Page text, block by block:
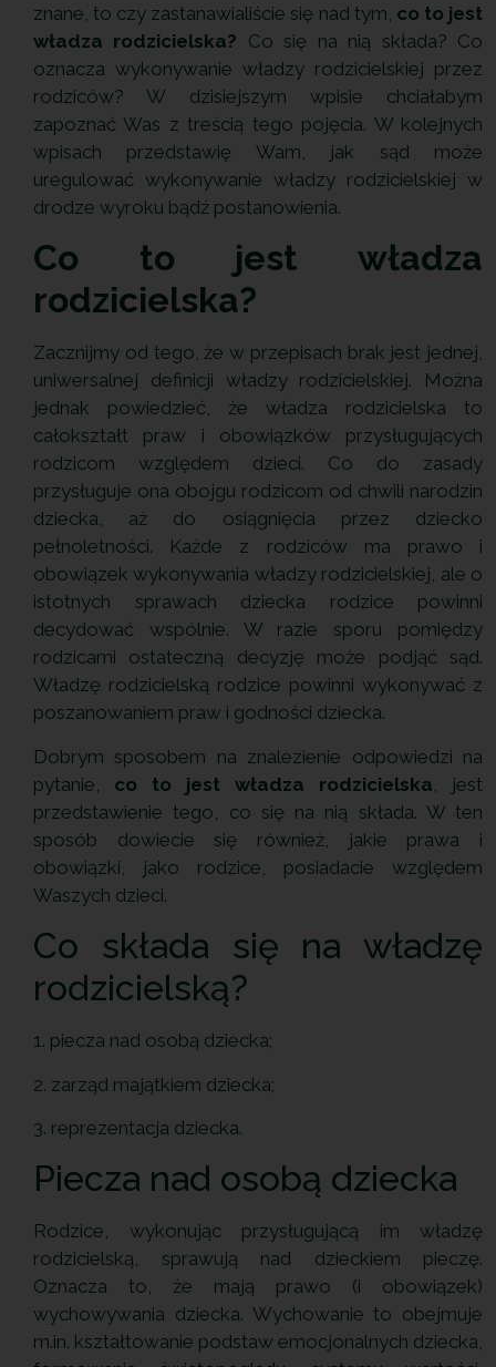
znane, to czy zastanawialiście się nad tym, co to jest
władza rodzicielska? Co się na nią składa? Co
oznacza wykonywanie władzy rodzicielskiej przez
rodziców? W dzisiejszym wpisie chciałabym
zapoznać Was z treścią tego pojęcia. W kolejnych
wpisach przedstawię Wam, jak sąd może
uregulować wykonywanie władzy rodzicielskiej w
drodze wyroku bądź postanowienia.
Co to jest władza
rodzicielska?
Zacznijmy od tego, że w przepisach brak jest jednej,
uniwersalnej definicji władzy rodzicielskiej. Można
jednak powiedzieć, że władza rodzicielska to
całokształt praw i obowiązków przysługujących
rodzicom względem dzieci. Co do zasady
przysługuje ona obojgu rodzicom od chwili narodzin
dziecka, aż do osiągnięcia przez dziecko
pełnoletności. Każde z rodziców ma prawo i
obowiązek wykonywania władzy rodzicielskiej, ale o
istotnych sprawach dziecka rodzice powinni
decydować wspólnie. W razie sporu pomiędzy
rodzicami ostateczną decyzję może podjąć sąd.
Władzę rodzicielską rodzice powinni wykonywać z
poszanowaniem praw i godności dziecka.
Dobrym sposobem na znalezienie odpowiedzi na
pytanie, co to jest władza rodzicielska , jest
przedstawienie tego, co się na nią składa. W ten
sposób dowiecie się również, jakie prawa i
obowiązki, jako rodzice, posiadacie względem
Waszych dzieci.
Co składa się na władzę
rodzicielską?
1. piecza nad osobą dziecka;
2. zarząd majątkiem dziecka;
3. reprezentacja dziecka.
Piecza nad osobą dziecka
Rodzice, wykonując przysługującą im władzę
rodzicielską, sprawują nad dzieckiem pieczę.
Oznacza to, że mają prawo (i obowiązek)
wychowywania dziecka. Wychowanie to obejmuje
m.in. kształtowanie podstaw emocjonalnych dziecka,